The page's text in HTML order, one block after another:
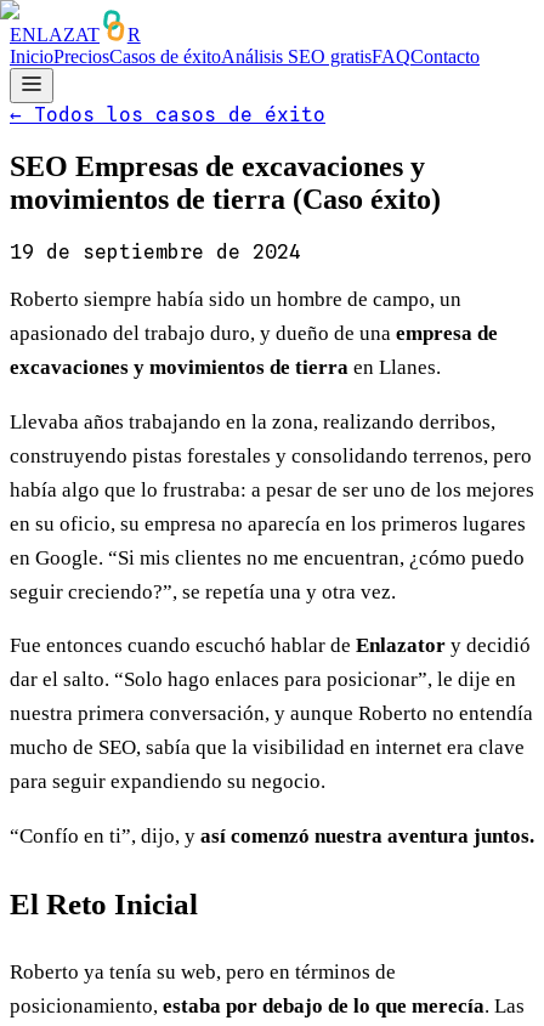
ENLAZAT
R
InicioPreciosCasos de éxitoAnálisis SEO gratisFAQContacto
← Todos los casos de éxito
SEO Empresas de excavaciones y
movimientos de tierra (Caso éxito)
19 de septiembre de 2024
Roberto siempre había sido un hombre de campo, un
apasionado del trabajo duro, y dueño de una empresa de
excavaciones y movimientos de tierra en Llanes.
Llevaba años trabajando en la zona, realizando derribos,
construyendo pistas forestales y consolidando terrenos, pero
había algo que lo frustraba: a pesar de ser uno de los mejores
en su oficio, su empresa no aparecía en los primeros lugares
en Google. “Si mis clientes no me encuentran, ¿cómo puedo
seguir creciendo?”, se repetía una y otra vez.
Fue entonces cuando escuchó hablar de Enlazator y decidió
dar el salto. “Solo hago enlaces para posicionar”, le dije en
nuestra primera conversación, y aunque Roberto no entendía
mucho de SEO, sabía que la visibilidad en internet era clave
para seguir expandiendo su negocio.
“Confío en ti”, dijo, y así comenzó nuestra aventura juntos.
El Reto Inicial
Roberto ya tenía su web, pero en términos de
posicionamiento, estaba por debajo de lo que merecía. Las